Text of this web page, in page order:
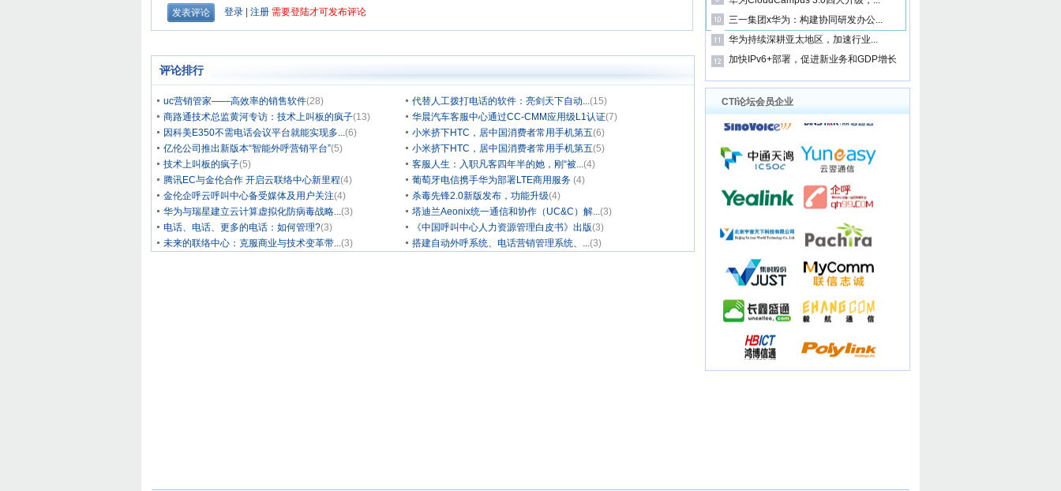
评论排行
uc营销管家——高效率的销售软件(28) 代替人工拨打电话的软件：亮剑天下自动...(15)
商路通技术总监黄河专访：技术上叫板的疯子(13) 华晨汽车客服中心通过CC-CMM应用级L1认证(7)
因科美E350不需电话会议平台就能实现多...(6) 小米挤下HTC，居中国消费者常用手机第五(6)
亿伦公司推出新版本“智能外呼营销平台”(5) 小米挤下HTC，居中国消费者常用手机第五(5)
技术上叫板的疯子(5) 客服人生：入职凡客四年半的她，刚“被...(4)
腾讯EC与金伦合作 开启云联络中心新里程(4) 葡萄牙电信携手华为部署LTE商用服务 (4)
金伦企呼云呼叫中心备受媒体及用户关注(4) 杀毒先锋2.0新版发布，功能升级(4)
华为与瑞星建立云计算虚拟化防病毒战略...(3) 塔迪兰Aeonix统一通信和协作（UC&C）解...(3)
电话、电话、更多的电话：如何管理?(3) 《中国呼叫中心人力资源管理白皮书》出版(3)
未来的联络中心：克服商业与技术变革带...(3) 搭建自动外呼系统、电话营销管理系统、...(3)
三一集团x华为：构建协同研发办公...
华为持续深耕亚太地区，加速行业...
加快IPv6+部署，促进新业务和GDP增长
CTI论坛会员企业